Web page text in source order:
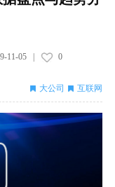
11-05|
0
大公司
互联网